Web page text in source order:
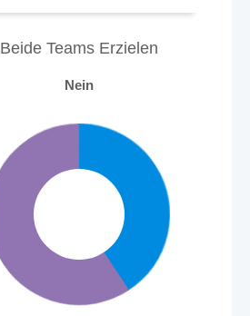
Beide Teams Erzielen
Nein